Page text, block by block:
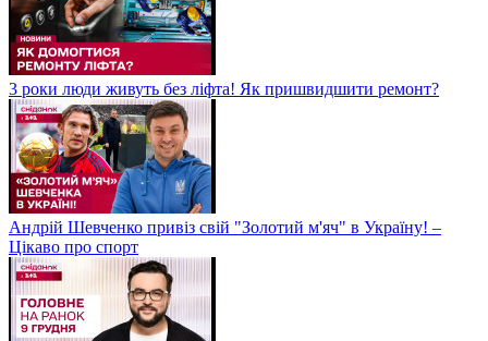
3 роки люди живуть без ліфта! Як пришвидшити ремонт?
Андрій Шевченко привіз свій "Золотий м'яч" в Україну! –
Цікаво про спорт